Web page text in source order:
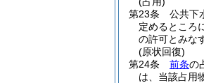
第23条
公共下
定めるところ
の許可とみな
(原状回復)
第24条
前条の
は、当該占用